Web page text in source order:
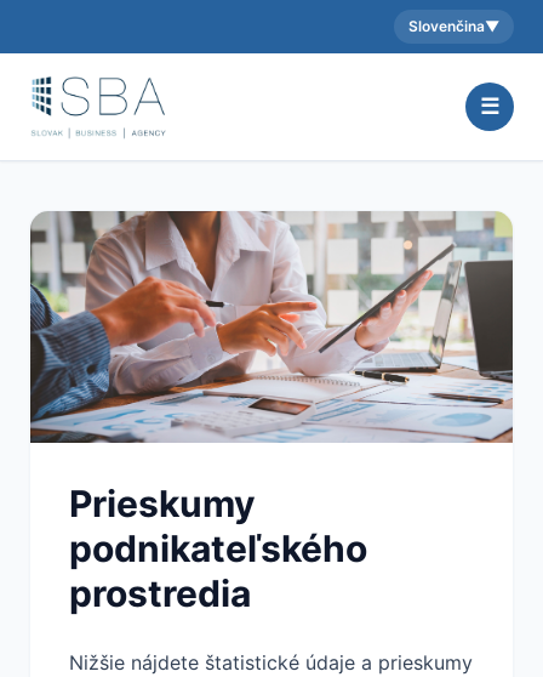
Aktuálny jazyk:
Slovenčina▼
☰
Prieskumy
podnikateľského
prostredia
Nižšie nájdete štatistické údaje a prieskumy